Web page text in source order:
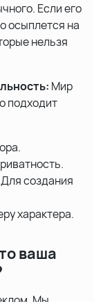
Если его
осыплется на
нельзя
Мир
подходит
Для создания
характера.
ваша